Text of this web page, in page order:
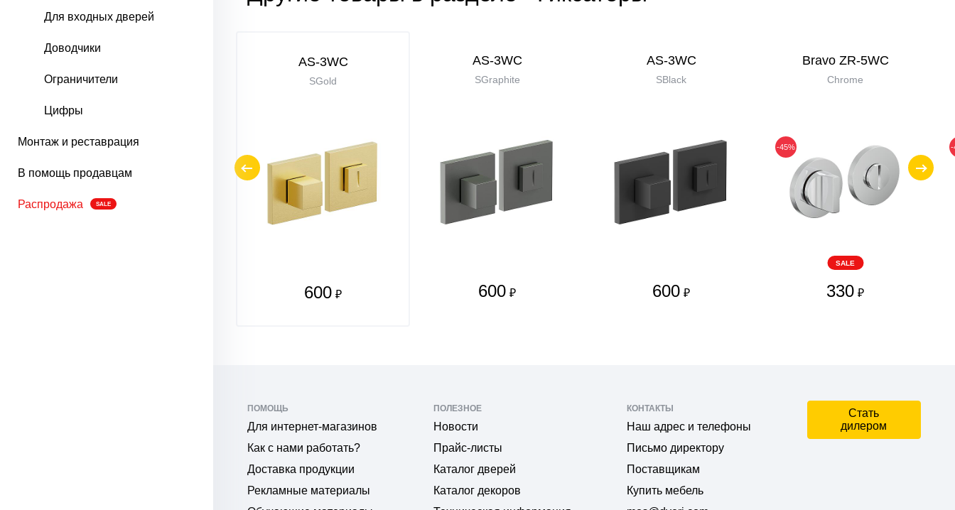
Для входных дверей
Доводчики
Ограничители
Цифры
Монтаж и реставрация
В помощь продавцам
Распродажа SALE
AS-3WC
SGold
600 ₽
AS-3WC
SGraphite
600 ₽
AS-3WC
SBlack
600 ₽
Bravo ZR-5WC
Chrome
-45%
SALE
330 ₽
-
ПОМОЩЬ
Для интернет-магазинов
Как с нами работать?
Доставка продукции
Рекламные материалы
ПОЛЕЗНОЕ
Новости
Прайс-листы
Каталог дверей
Каталог декоров
КОНТАКТЫ
Наш адрес и телефоны
Письмо директору
Поставщикам
Купить мебель
Стать
дилером